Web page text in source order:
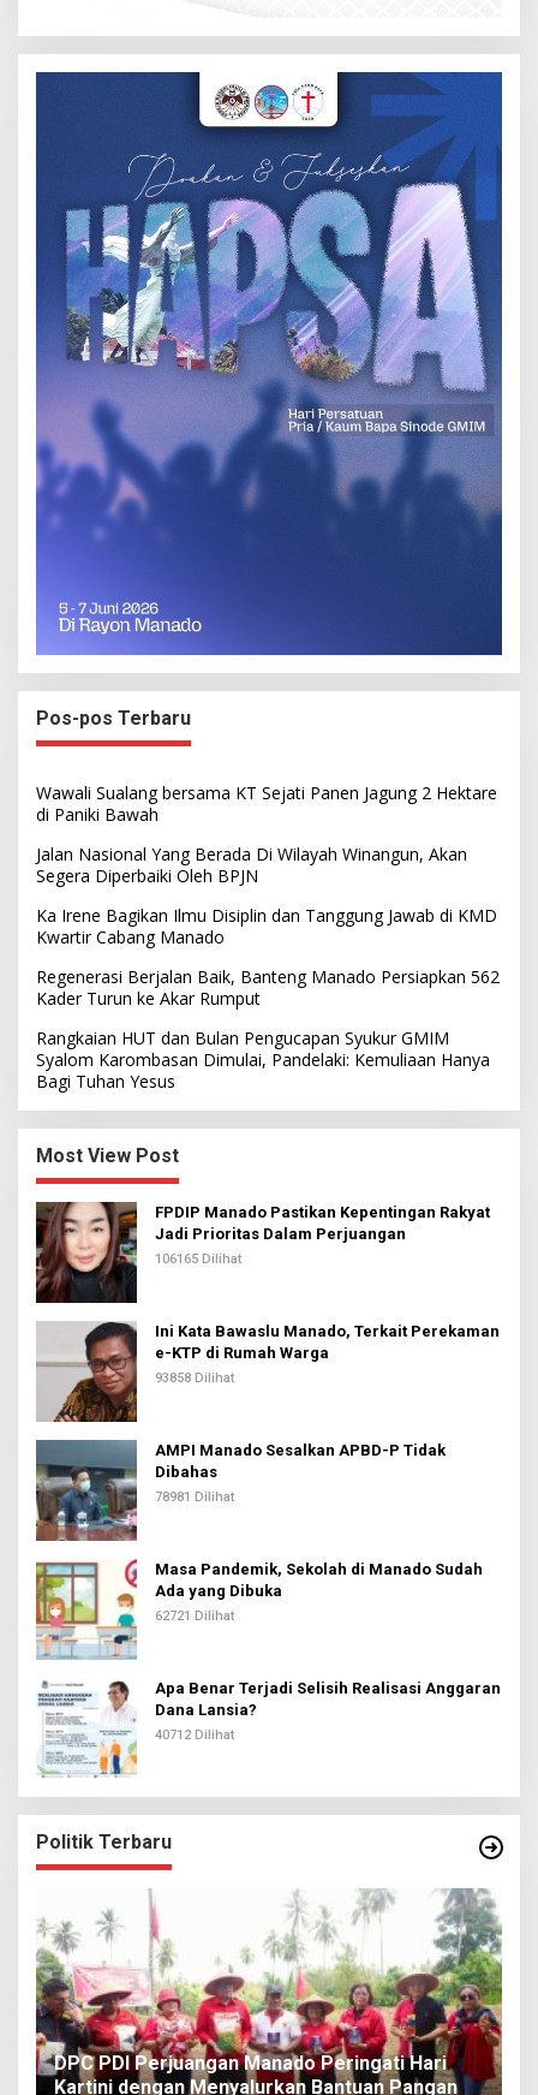
Pos-pos Terbaru
Wawali Sualang bersama KT Sejati Panen Jagung 2 Hektare
di Paniki Bawah
Jalan Nasional Yang Berada Di Wilayah Winangun, Akan
Segera Diperbaiki Oleh BPJN
Ka Irene Bagikan Ilmu Disiplin dan Tanggung Jawab di KMD
Kwartir Cabang Manado
Regenerasi Berjalan Baik, Banteng Manado Persiapkan 562
Kader Turun ke Akar Rumput
Rangkaian HUT dan Bulan Pengucapan Syukur GMIM
Syalom Karombasan Dimulai, Pandelaki: Kemuliaan Hanya
Bagi Tuhan Yesus
Most View Post
FPDIP Manado Pastikan Kepentingan Rakyat
Jadi Prioritas Dalam Perjuangan
106165 Dilihat
Ini Kata Bawaslu Manado, Terkait Perekaman
e-KTP di Rumah Warga
93858 Dilihat
AMPI Manado Sesalkan APBD-P Tidak
Dibahas
78981 Dilihat
Masa Pandemik, Sekolah di Manado Sudah
Ada yang Dibuka
62721 Dilihat
Apa Benar Terjadi Selisih Realisasi Anggaran
Dana Lansia?
40712 Dilihat
Politik Terbaru
DPC PDI Perjuangan Manado Peringati Hari
Kartini dengan Menyalurkan Bantuan Pangan